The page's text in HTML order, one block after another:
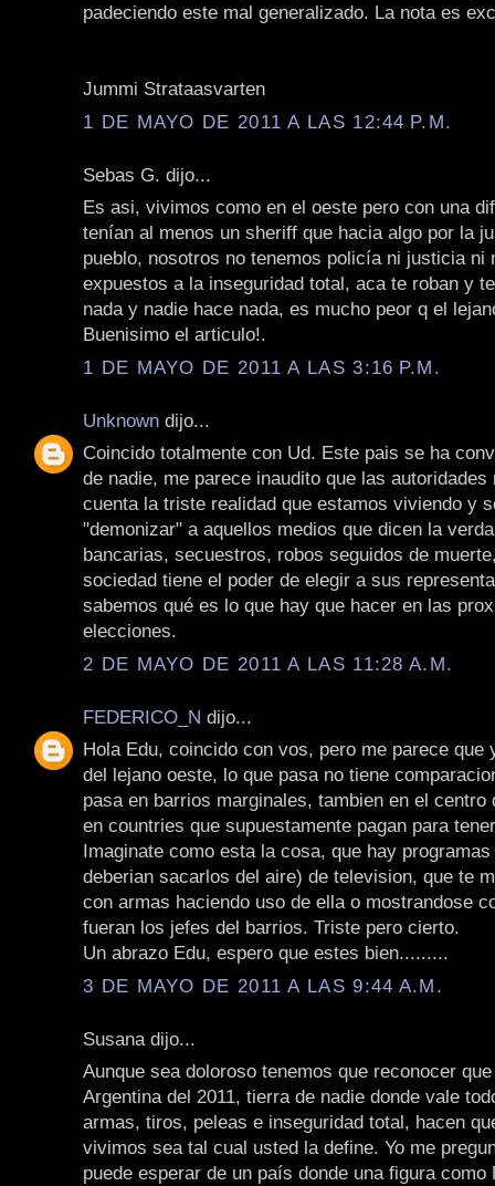
padeciendo este mal generalizado. La nota es
Jummi Strataasvarten
1 DE MAYO DE 2011 A LAS 12:44 P.M.
Sebas G. dijo...
Es asi, vivimos como en el oeste pero con una
tenían al menos un sheriff que hacia algo por la
pueblo, nosotros no tenemos policía ni justicia ni
expuestos a la inseguridad total, aca te roban y
nada y nadie hace nada, es mucho peor q el
Buenisimo el articulo!.
1 DE MAYO DE 2011 A LAS 3:16 P.M.
Unknown dijo...
Coincido totalmente con Ud. Este pais se ha
de nadie, me parece inaudito que las autoridades
cuenta la triste realidad que estamos viviendo y
"demonizar" a aquellos medios que dicen la
bancarias, secuestros, robos seguidos de
sociedad tiene el poder de elegir a sus
sabemos qué es lo que hay que hacer en las
elecciones.
2 DE MAYO DE 2011 A LAS 11:28 A.M.
FEDERICO_N dijo...
Hola Edu, coincido con vos, pero me parece que
del lejano oeste, lo que pasa no tiene
pasa en barrios marginales, tambien en el centro
en countries que supuestamente pagan para
Imaginate como esta la cosa, que hay
deberian sacarlos del aire) de television, que te
con armas haciendo uso de ella o mostrandose
fueran los jefes del barrios. Triste pero cierto.
Un abrazo Edu, espero que estes bien.........
3 DE MAYO DE 2011 A LAS 9:44 A.M.
Susana dijo...
Aunque sea doloroso tenemos que reconocer
Argentina del 2011, tierra de nadie donde vale
armas, tiros, peleas e inseguridad total, hacen
vivimos sea tal cual usted la define. Yo me
puede esperar de un país donde una figura como